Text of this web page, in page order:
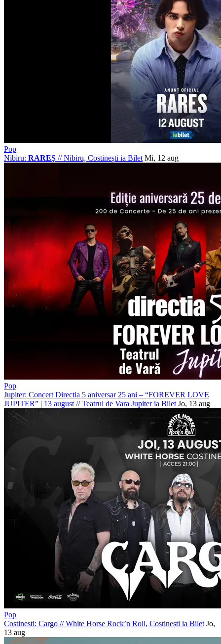
Pop
Nibiru: RAREȘ //Nibiru, Costinești ia Bilet Mi, 12 aug
Pop
Jupiter: Concert Directia 5 aniversar 25 ani – “FOREVER LOVE
JUPITER” | 13 august //Teatrul de Vara Jupiteria Bilet Jo, 13 aug
Pop
Costinesti: Cargo //White Horse Rock’n Roll, Costinești ia Bilet Jo,
13 aug